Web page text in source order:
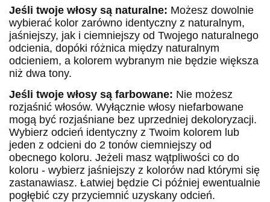
Jeśli twoje włosy są naturalne: Możesz dowolnie
wybierać kolor zarówno identyczny z naturalnym,
jaśniejszy, jak i ciemniejszy od Twojego naturalnego
odcienia, dopóki różnica między naturalnym
odcieniem, a kolorem wybranym nie będzie większa
niż dwa tony.
Jeśli twoje włosy są farbowane: Nie możesz
rozjaśnić włosów. Wyłącznie włosy niefarbowane
mogą być rozjaśniane bez uprzedniej dekoloryzacji.
Wybierz odcień identyczny z Twoim kolorem lub
jeden z odcieni do 2 tonów ciemniejszy od
obecnego koloru. Jeżeli masz wątpliwości co do
koloru - wybierz jaśniejszy z kolorów nad którymi się
zastanawiasz. Łatwiej będzie Ci później ewentualnie
pogłębić czy przyciemnić uzyskany odcień.